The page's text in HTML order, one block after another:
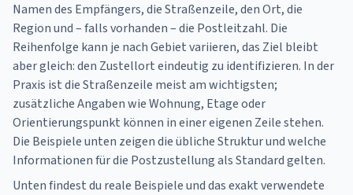
Namen des Empfängers, die Straßenzeile, den Ort, die
Region und – falls vorhanden – die Postleitzahl. Die
Reihenfolge kann je nach Gebiet variieren, das Ziel bleibt
aber gleich: den Zustellort eindeutig zu identifizieren. In der
Praxis ist die Straßenzeile meist am wichtigsten;
zusätzliche Angaben wie Wohnung, Etage oder
Orientierungspunkt können in einer eigenen Zeile stehen.
Die Beispiele unten zeigen die übliche Struktur und welche
Informationen für die Postzustellung als Standard gelten.
Unten findest du reale Beispiele und das exakt verwendete